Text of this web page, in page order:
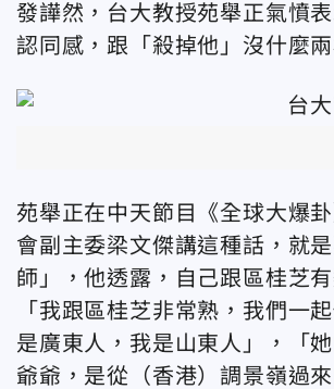
發譁然，台大教授苑舉正氣憤
認同感，跟「殺掉他」沒什麼兩
苑舉正在中天節目《全球大爆
會副主委梁文傑講這種話，就
師」，他透露，自己跟區桂芝有
「我跟區桂芝非常熟，我們一
是廣東人，我是山東人」，「
爺爺，是從（香港）調景嶺過